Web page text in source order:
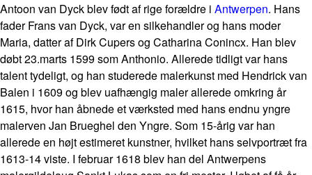
Antoon van Dyck blev født af rige forældre i Antwerpen. Hans
fader Frans van Dyck, var en silkehandler og hans moder
Maria, datter af Dirk Cupers og Catharina Conincx. Han blev
døbt 23.marts 1599 som Anthonio. Allerede tidligt var hans
talent tydeligt, og han studerede malerkunst med Hendrick van
Balen i 1609 og blev uafhængig maler allerede omkring år
1615, hvor han åbnede et værksted med hans endnu yngre
malerven Jan Brueghel den Yngre. Som 15-årig var han
allerede en højt estimeret kunstner, hvilket hans selvportræt fra
1613-14 viste. I februar 1618 blev han del Antwerpens